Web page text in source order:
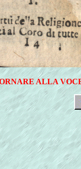
ALLA